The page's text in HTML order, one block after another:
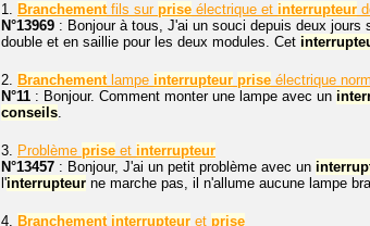
1. Branchementfils sur prise électrique et interrupteur
N°13969 : Bonjour à tous, J'ai un souci depuis deux jours
double et en saillie pour les deux modules. Cet
2. Branchementlampe interrupteur prise électrique
N°11 : Bonjour. Comment monter une lampe avec un
conseils.
3. Problème prise et interrupteur
N°13457 : Bonjour, J'ai un petit problème avec un
l'interrupteur ne marche pas, il n'allume aucune lampe
4. Branchement interrupteur et prise